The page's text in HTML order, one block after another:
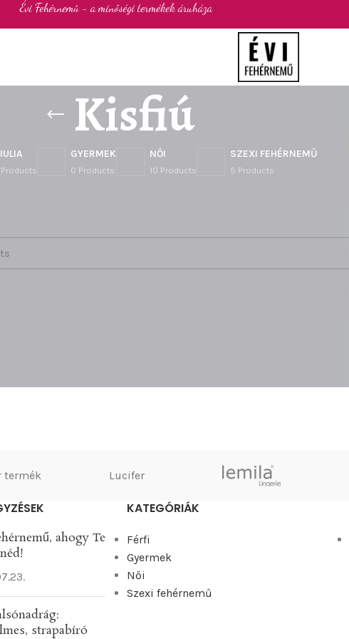
Évi Fehérnemű - a minőségi termékek áruháza
Kisfiú
GYERMEK
0 Products
NŐI
10 Products
SZEXI FEHÉRNEMŰ
5 Products
a keresésnek.
termék Lucifer
ahogy Te
strapabíró
KATEGÓRIÁK
Férfi
Gyermek
Női
Szexi fehérnemű